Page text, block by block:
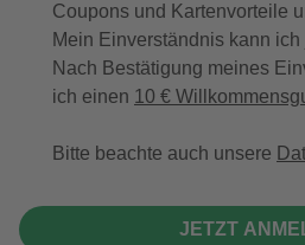
Coupons und Kartenvorteile
Mein Einverständnis kann
Nach Bestätigung meines
ich einen 10 €
Bitte beachte auch unsere
JETZT